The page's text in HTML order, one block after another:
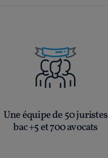
Une équipe de 50 juristes
bac +5 et 700 avocats